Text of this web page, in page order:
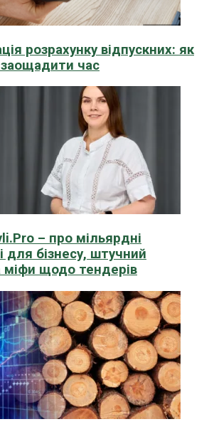
розрахунку відпускних: як
заощадити час
– про мільярдні
для бізнесу, штучний
міфи щодо тендерів